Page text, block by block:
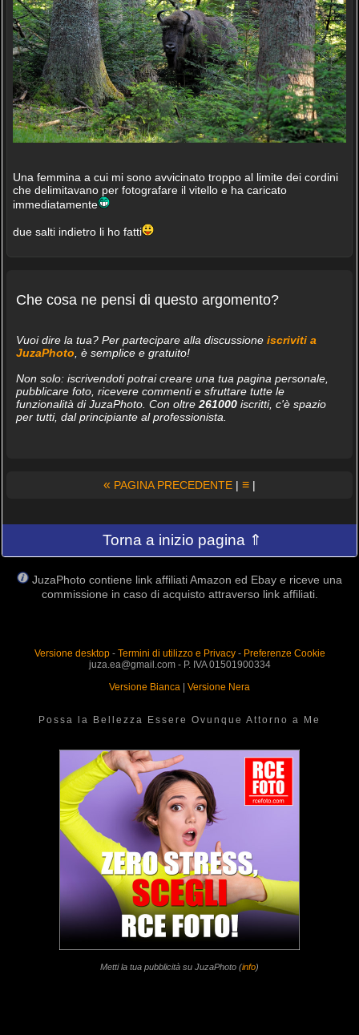
Una femmina a cui mi sono avvicinato troppo al limite dei cordini
che delimitavano per fotografare il vitello e ha caricato
immediatamente
due salti indietro li ho fatti
Che cosa ne pensi di questo argomento?
Vuoi dire la tua? Per partecipare alla discussione iscriviti a
JuzaPhoto, è semplice e gratuito!
Non solo: iscrivendoti potrai creare una tua pagina personale,
pubblicare foto, ricevere commenti e sfruttare tutte le
funzionalità di JuzaPhoto. Con oltre261000iscritti, c'è spazio
per tutti, dal principiante al professionista.
« PAGINA PRECEDENTE | ≡ |
Torna a inizio pagina ⇑
JuzaPhoto contiene link affiliati Amazon ed Ebay e riceve una
commissione in caso di acquisto attraverso link affiliati.
Versione desktop- Termini di utilizzo e Privacy- Preferenze Cookie
juza.ea@gmail.com - P. IVA 01501900334
Versione Bianca
Versione Nera
Possa la Bellezza Essere Ovunque Attorno a Me
Metti la tua pubblicità su JuzaPhoto (info)